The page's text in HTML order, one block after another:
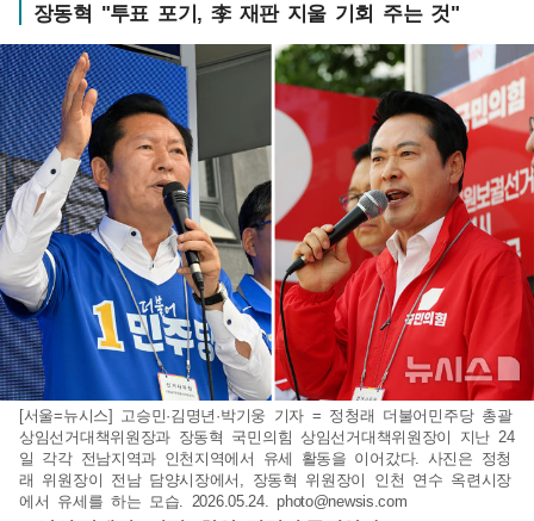
장동혁 "투표 포기, 李 재판 지울 기회 주는 것"
[서울=뉴시스] 고승민·김명년·박기웅 기자 = 정청래 더불어민주당 총괄
상임선거대책위원장과 장동혁 국민의힘 상임선거대책위원장이 지난 24
일 각각 전남지역과 인천지역에서 유세 활동을 이어갔다. 사진은 정청
래 위원장이 전남 담양시장에서, 장동혁 위원장이 인천 연수 옥련시장
에서 유세를 하는 모습. 2026.05.24.photo@newsis.com